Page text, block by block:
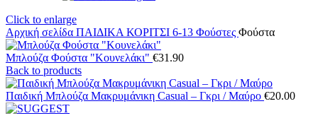
Click to enlarge
Αρχική σελίδα ΠΑΙΔΙΚΑ ΚΟΡΙΤΣΙ 6-13 Φούστες Φούστα
Μπλούζα Φούστα "Κουνελάκι" €31.90
Back to products
Παιδική Μπλούζα Μακρυμάνικη Casual – Γκρι / Μαύρο €20.00